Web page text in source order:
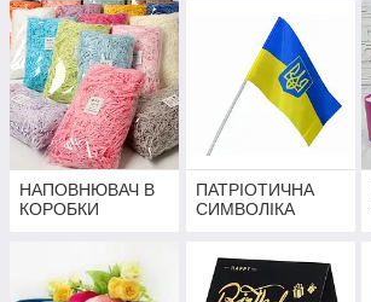
НАПОВНЮВАЧ В
КОРОБКИ
ПАТРІОТИЧНА
СИМВОЛІКА